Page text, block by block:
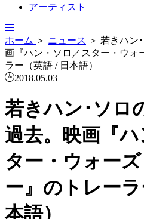
アーティスト
ホーム ＞ ニュース ＞ 若きハン
画『ハン・ソロ／スター・ウォ
ラー（英語 / 日本語）
2018.05.03
若きハン･ソロ
過去。映画『
ター・ウォー
ー』のトレーラ
本語）